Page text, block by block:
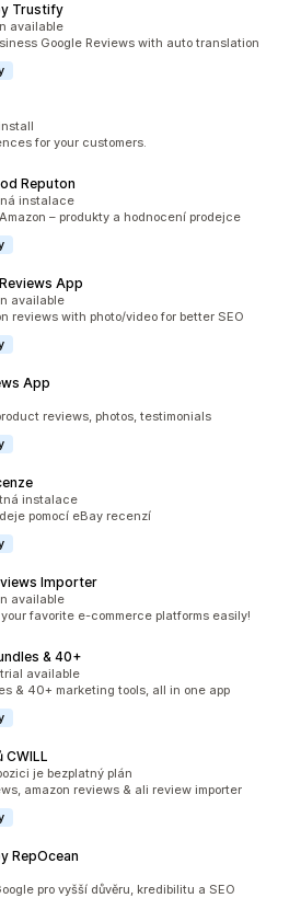
Trustify
122
available
Google Reviews with auto translation
215
for your customers.
Reputon
184
instalace
– produkty a hodnocení prodejce
App
411
available
reviews with photo/video for better SEO
App
491
reviews, photos, testimonials
208
instalace
pomocí eBay recenzí
Importer
141
available
favorite e-commerce platforms easily!
& 40+
2800
available
& 40+ marketing tools, all in one app
CWILL
1495je bezplatný plán
amazon reviews & ali review importer
RepOcean
31
pro vyšší důvěru, kredibilitu a SEO